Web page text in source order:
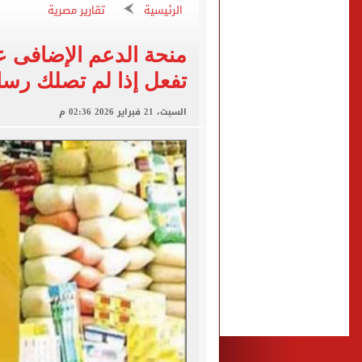
"تنظيم الاتصالات":
الكشف عن قصر محمد صلاح
الاتحاد التركي يمنح
الرئيسية تقارير مصرية
منحة الدعم الإضافى
تفعل إذا لم تصلك
السبت، 21 فبراير 2026 02:36 م